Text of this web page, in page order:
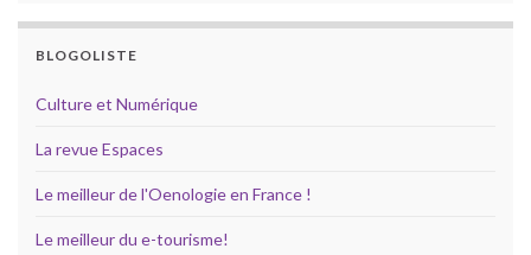
BLOGOLISTE
Culture et Numérique
La revue Espaces
Le meilleur de l'Oenologie en France !
Le meilleur du e-tourisme!